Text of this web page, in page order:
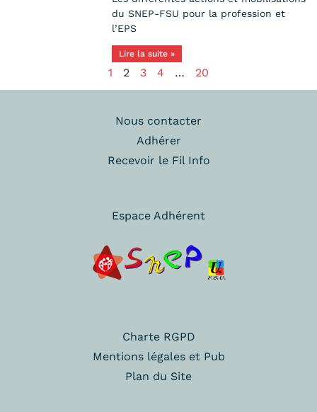
du SNEP-FSU pour la profession et
l’EPS
Lire la suite »
1 2 3 4 … 20
Nous contacter
Adhérer
Recevoir le Fil Info
Espace Adhérent
Charte RGPD
Mentions légales et Pub
Plan du Site